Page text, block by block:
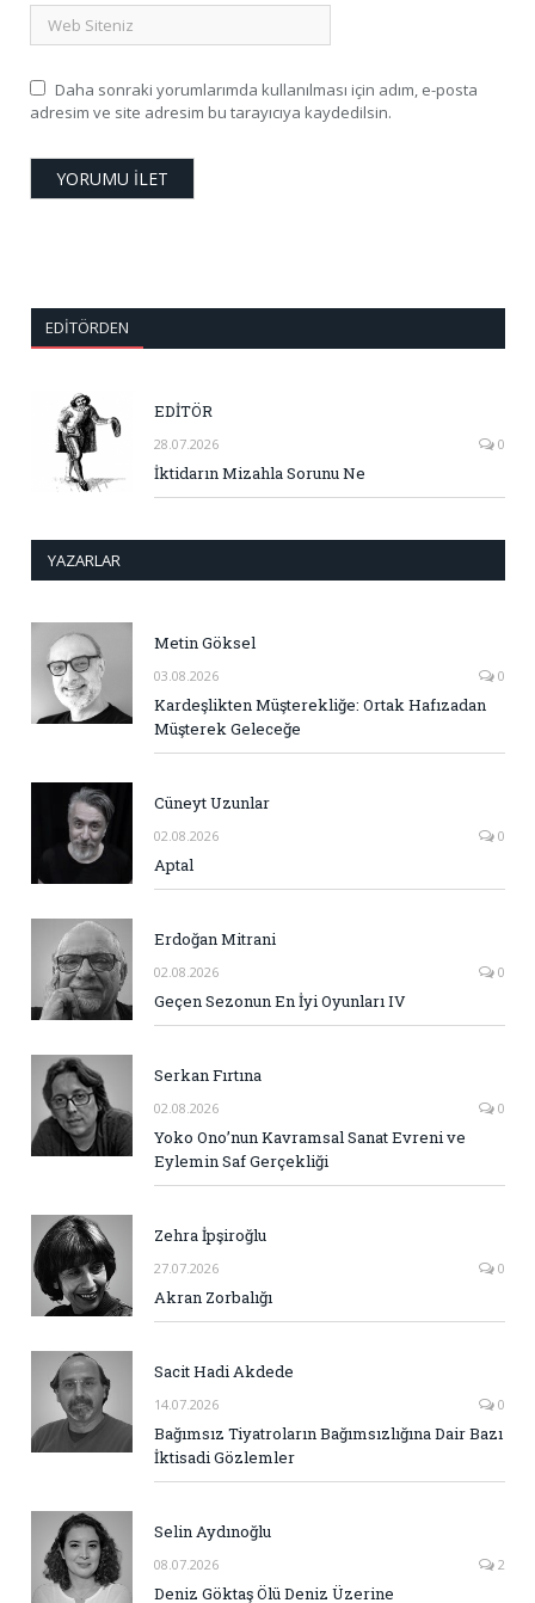
Daha sonraki yorumlarımda kullanılması için adım, e-posta
adresim ve site adresim bu tarayıcıya kaydedilsin.
EDITÖRDEN
EDİTÖR
28.07.2026 0
İktidarın Mizahla Sorunu Ne
YAZARLAR
Metin Göksel
03.08.2026 0
Kardeşlikten Müşterekliğe: Ortak Hafızadan
Müşterek Geleceğe
Cüneyt Uzunlar
02.08.2026 0
Aptal
Erdoğan Mitrani
02.08.2026 0
Geçen Sezonun En İyi Oyunları IV
Serkan Fırtına
02.08.2026 0
Yoko Ono’nun Kavramsal Sanat Evreni ve
Eylemin Saf Gerçekliği
Zehra İpşiroğlu
27.07.2026 0
Akran Zorbalığı
Sacit Hadi Akdede
14.07.2026 0
Bağımsız Tiyatroların Bağımsızlığına Dair Bazı
İktisadi Gözlemler
Selin Aydınoğlu
08.07.2026 2
Deniz Göktaş Ölü Deniz Üzerine